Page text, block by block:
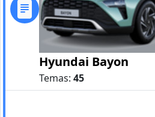
Hyundai Bayon
Temas: 45